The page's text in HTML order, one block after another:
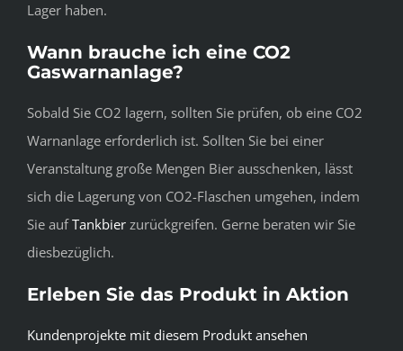
Lager haben.
Wann brauche ich eine CO2
Gaswarnanlage?
Sobald Sie CO2 lagern, sollten Sie prüfen, ob eine CO2
Warnanlage erforderlich ist. Sollten Sie bei einer
Veranstaltung große Mengen Bier ausschenken, lässt
sich die Lagerung von CO2-Flaschen umgehen, indem
Sie aufTankbierzurückgreifen. Gerne beraten wir Sie
diesbezüglich.
Erleben Sie das Produkt in Aktion
Kundenprojekte mit diesem Produkt ansehen